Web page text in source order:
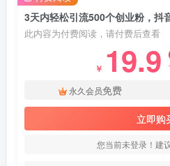
此内容为付费阅读，请付费后查看
￥ 19.9
永久会员免费
立即购
您当前未登录！建